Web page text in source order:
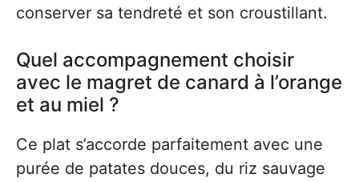
conserver sa tendreté et son croustillant.
Quel accompagnement choisir
avec le magret de canard à l’orange
et au miel ?
Ce plat s’accorde parfaitement avec une
purée de patates douces, du riz sauvage